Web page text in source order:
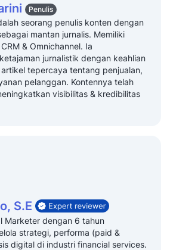
Penulis
seorang penulis konten dengan
mantan jurnalis. Memiliki
& Omnichannel. Ia
jurnalistik dengan keahlian
artikel tepercaya tentang penjualan,
pelanggan. Kontennya telah
visibilitas & kredibilitas
S.E
Marketer dengan 6 tahun
strategi, performa (paid &
digital di industri financial services.